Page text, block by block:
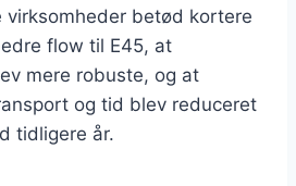
betød kortere
flow til E45, at
mere robuste, og at
og tid blev reduceret
tidligere år.